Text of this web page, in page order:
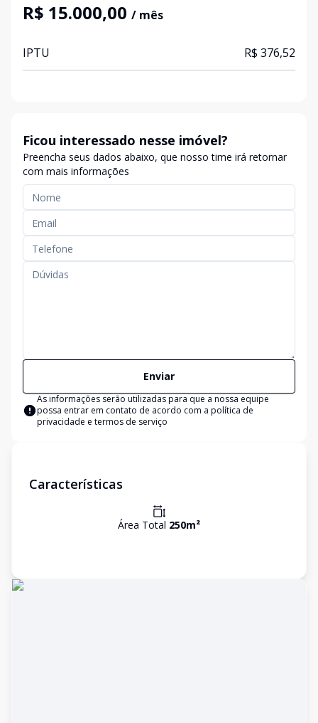
R$ 15.000,00 / mês
IPTU R$ 376,52
Ficou interessado nesse imóvel?
Preencha seus dados abaixo, que nosso time irá retornar
com mais informações
Enviar
As informações serão utilizadas para que a nossa equipe
possa entrar em contato de acordo com a política de
privacidade e termos de serviço
Características
Área Total 250m²